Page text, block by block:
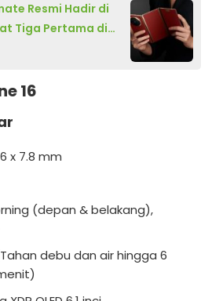
Resmi Hadir di
Tiga Pertama di
16
x 7.8 mm
(depan & belakang),
debu dan air hingga 6